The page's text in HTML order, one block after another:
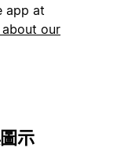
app at
our
示